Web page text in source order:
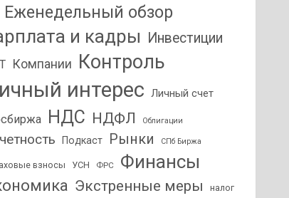
Еженедельный обзор
и кадры Инвестиции
Компании Контроль
интерес Личный счет
НДС НДФЛ Облигации
Подкаст Рынки СПб Биржа
взносы УСН ФРС Финансы
Экстренные меры
налог